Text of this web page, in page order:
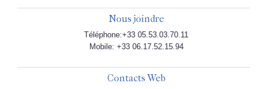
Nous joindre
Téléphone:+33 05.53.03.70.11
Mobile: +33 06.17.52.15.94
Contacts Web